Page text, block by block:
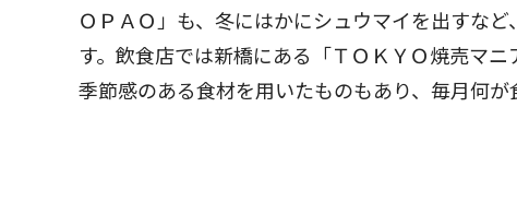
ＯＰＡＯ」も、冬にはかにシュウマイを出すな
す。飲食店では新橋にある「ＴＯＫＹＯ焼売マ
季節感のある食材を用いたものもあり、毎月何が